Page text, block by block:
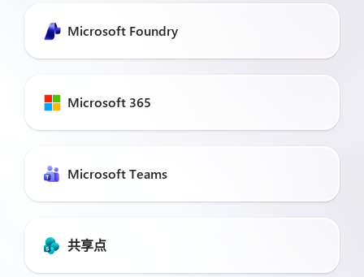
Microsoft Foundry
Microsoft 365
Microsoft Teams
共享点